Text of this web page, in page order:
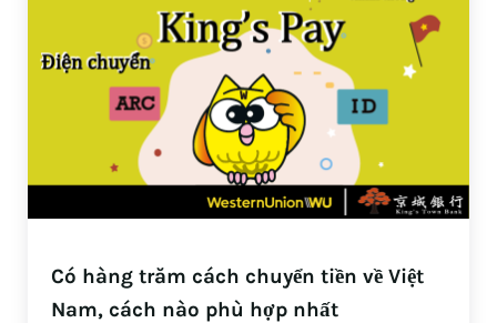
Có hàng trăm cách chuyển tiền về Việt
Nam, cách nào phù hợp nhất